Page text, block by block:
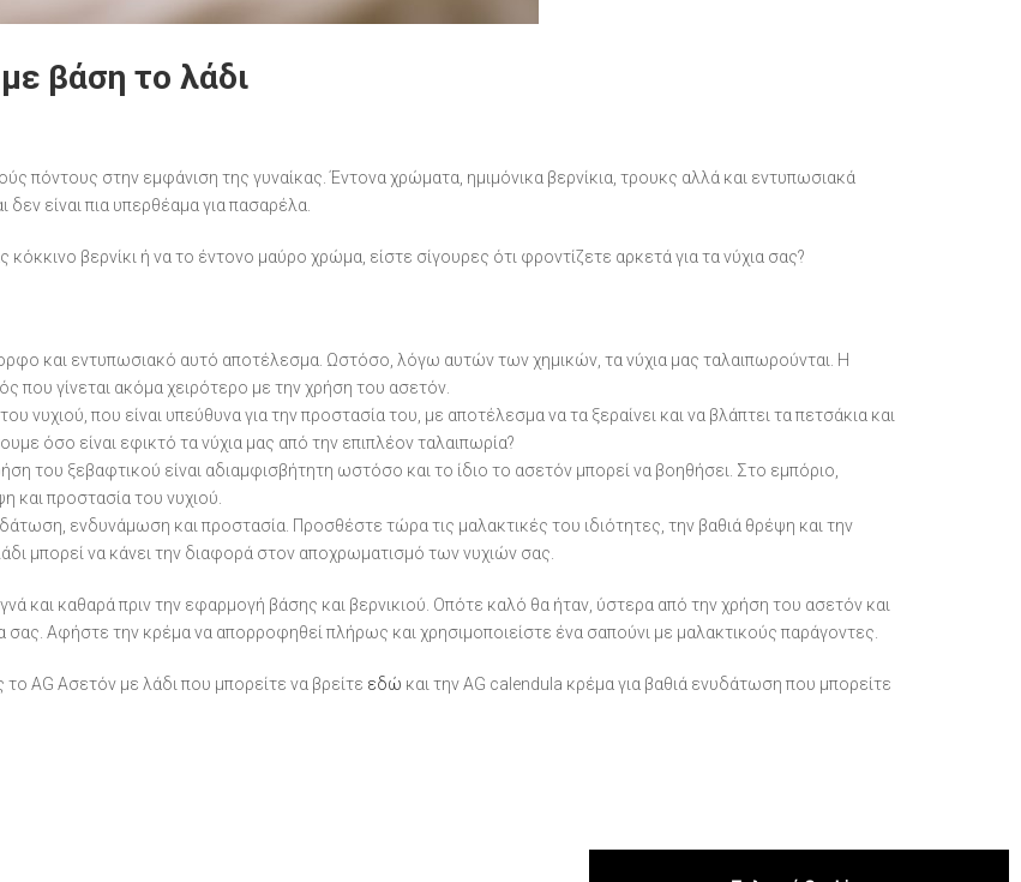
βάση το λάδι
πόντους στην εμφάνιση της γυναίκας. Έντονα χρώματα, ημιμόνικα βερνίκια, τρουκς αλλά και εντυπωσιακά
είναι πια υπερθέαμα για πασαρέλα.
βερνίκι ή να το έντονο μαύρο χρώμα, είστε σίγουρες ότι φροντίζετε αρκετά για τα νύχια σας?
και εντυπωσιακό αυτό αποτέλεσμα. Ωστόσο, λόγω αυτών των χημικών, τα νύχια μας ταλαιπωρούνται. Η
που γίνεται ακόμα χειρότερο με την χρήση του ασετόν.
νυχιού, που είναι υπεύθυνα για την προστασία του, με αποτέλεσμα να τα ξεραίνει και να βλάπτει τα πετσάκια και
όσο είναι εφικτό τα νύχια μας από την επιπλέον ταλαιπωρία?
του ξεβαφτικού είναι αδιαμφισβήτητη ωστόσο και το ίδιο το ασετόν μπορεί να βοηθήσει. Στο εμπόριο,
και προστασία του νυχιού.
ενδυνάμωση και προστασία. Προσθέστε τώρα τις μαλακτικές του ιδιότητες, την βαθιά θρέψη και την
μπορεί να κάνει την διαφορά στον αποχρωματισμό των νυχιών σας.
και καθαρά πριν την εφαρμογή βάσης και βερνικιού. Οπότε καλό θα ήταν, ύστερα από την χρήση του ασετόν και
σας. Αφήστε την κρέμα να απορροφηθεί πλήρως και χρησιμοποιείστε ένα σαπούνι με μαλακτικούς παράγοντες.
AG Ασετόν με λάδι που μπορείτε να βρείτε εδώ και την AG calendula κρέμα για βαθιά ενυδάτωση που μπορείτε